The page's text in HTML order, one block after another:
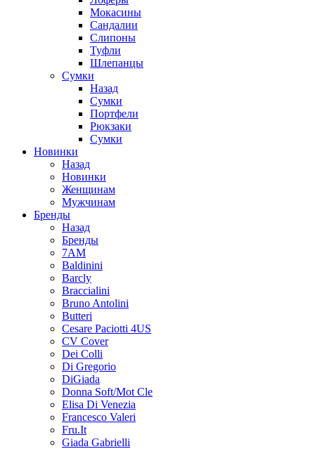
Мокасины
Сандалии
Слипоны
Туфли
Шлепанцы
Сумки
Назад
Сумки
Портфели
Рюкзаки
Сумки
Новинки
Назад
Новинки
Женщинам
Мужчинам
Бренды
Назад
Бренды
7AM
Baldinini
Barcly
Braccialini
Bruno Antolini
Butteri
Cesare Paciotti 4US
CV Cover
Dei Colli
Di Gregorio
DiGiada
Donna Soft/Mot Cle
Elisa Di Venezia
Francesco Valeri
Fru.It
Giada Gabrielli